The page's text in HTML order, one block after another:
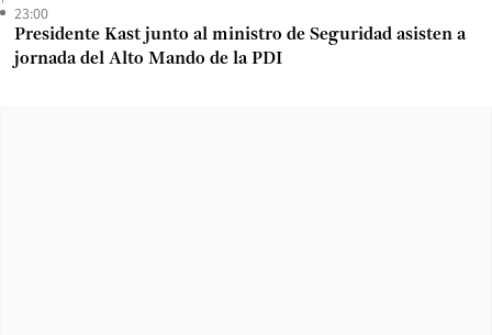
23:00
Presidente Kast junto al ministro de Seguridad asisten a
jornada del Alto Mando de la PDI